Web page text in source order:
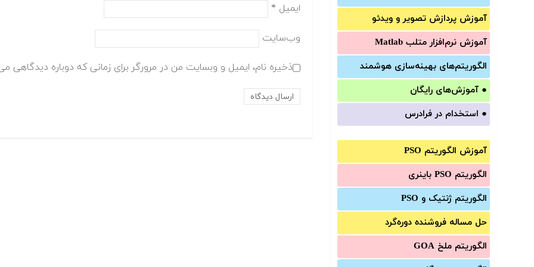
آموزش‌ پردازش تصویر و ویدئو
آموزش‌ نرم‌افزار متلب Matlab
الگوریتم‌های بهینه‌سازی هوشمند
● آموزش‌های رایگان
● استخدام در فرادرس
آموزش الگوریتم PSO
الگوریتم PSO باینری
الگوریتم ژنتیک و PSO
حل مساله فروشنده دوره‌گرد
الگوریتم ملخ GOA
ایمیل *
وب‌سایت
ذخیره نام، ایمیل و وبسایت من در مرورگر برای زمانی که دوباره دیدگاهی